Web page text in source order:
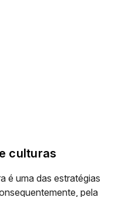
culturas
é uma das estratégias
pela